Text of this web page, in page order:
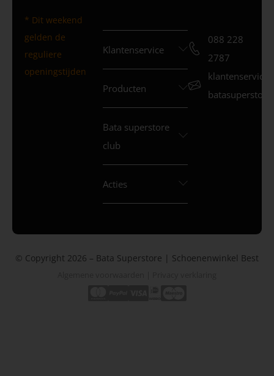
* Dit weekend
gelden de
reguliere
openingstijden
Klantenservice
Producten
Bata superstore
club
Acties
088 228
2787
© Copyright 2026 – Bata Superstore | Schoenenwinkel Best